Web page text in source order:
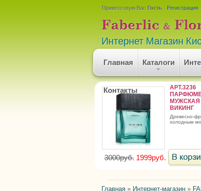
Приветствую Вас Гость · Регистрация ·
Интернет Магазин
Главная Каталоги
Контакты
АРТ.3236
МУЖСКАЯ
ВИКИНГ
древесно-фруктовый аромат с
холодным
3000руб. 1999руб.
Главная » Интернет-магазин »